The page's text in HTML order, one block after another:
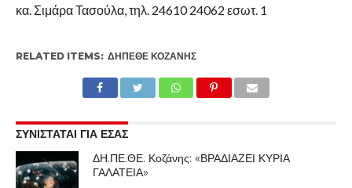
κα. Σιμάρα Τασούλα, τηλ. 24610 24062 εσωτ. 1
RELATED ITEMS: ΔΗΠΕΘΕ ΚΟΖΆΝΗΣ
ΣΥΝΙΣΤΑΤΑΙ ΓΙΑ ΕΣΑΣ
ΔΗ.ΠΕ.ΘΕ. Κοζάνης: «ΒΡΑΔΙΑΖΕΙ ΚΥΡΙΑ
ΓΑΛΑΤΕΙΑ»